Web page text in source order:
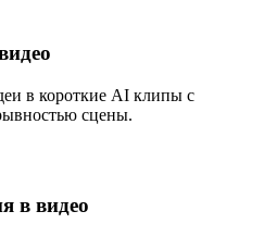
в короткие AI клипы с
сцены.
в видео